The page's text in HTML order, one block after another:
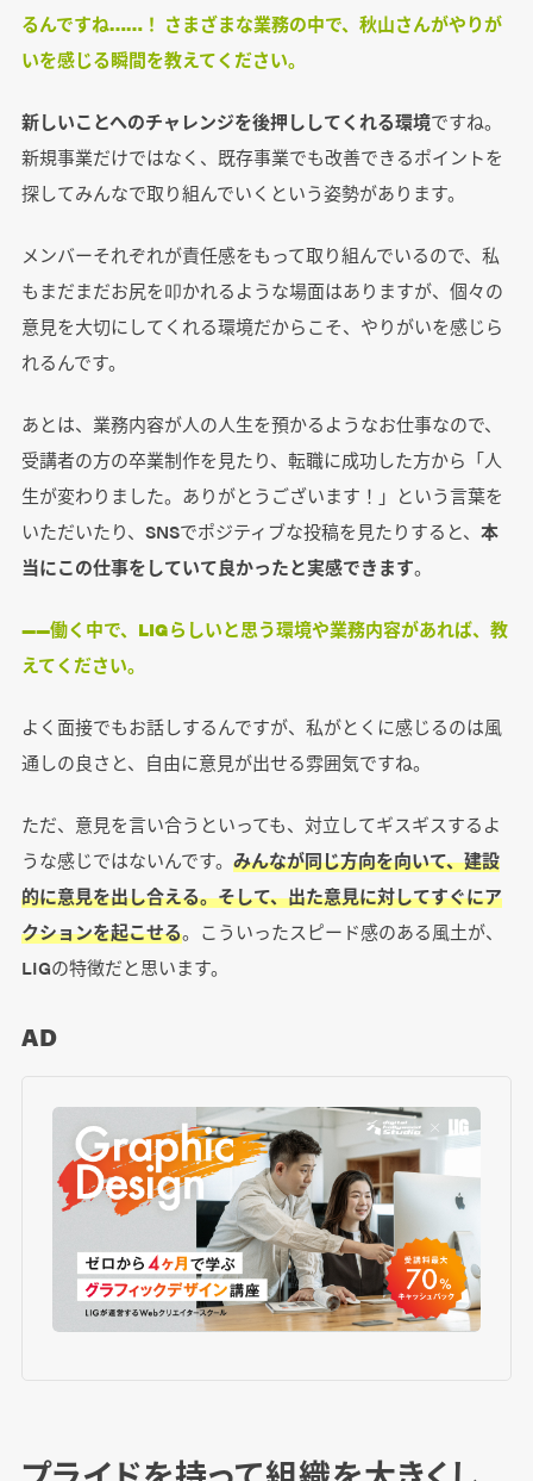
るんですね……！ さまざまな業務の中で、秋山さんがやりが
いを感じる瞬間を教えてください。
新しいことへのチャレンジを後押ししてくれる環境ですね。
新規事業だけではなく、既存事業でも改善できるポイントを
探してみんなで取り組んでいくという姿勢があります。
メンバーそれぞれが責任感をもって取り組んでいるので、私
もまだまだお尻を叩かれるような場面はありますが、個々の
意見を大切にしてくれる環境だからこそ、やりがいを感じら
れるんです。
あとは、業務内容が人の人生を預かるようなお仕事なので、
受講者の方の卒業制作を見たり、転職に成功した方から「人
生が変わりました。ありがとうございます！」という言葉を
いただいたり、SNSでポジティブな投稿を見たりすると、 本
当にこの仕事をしていて良かったと実感できます。
――働く中で、LIGらしいと思う環境や業務内容があれば、教
えてください。
よく面接でもお話しするんですが、私がとくに感じるのは風
通しの良さと、自由に意見が出せる雰囲気ですね。
ただ、意見を言い合うといっても、対立してギスギスするよ
うな感じではないんです。 みんなが同じ方向を向いて、建設
的に意見を出し合える。そして、出た意見に対してすぐにア
クションを起こせる。こういったスピード感のある風土が、
LIGの特徴だと思います。
AD